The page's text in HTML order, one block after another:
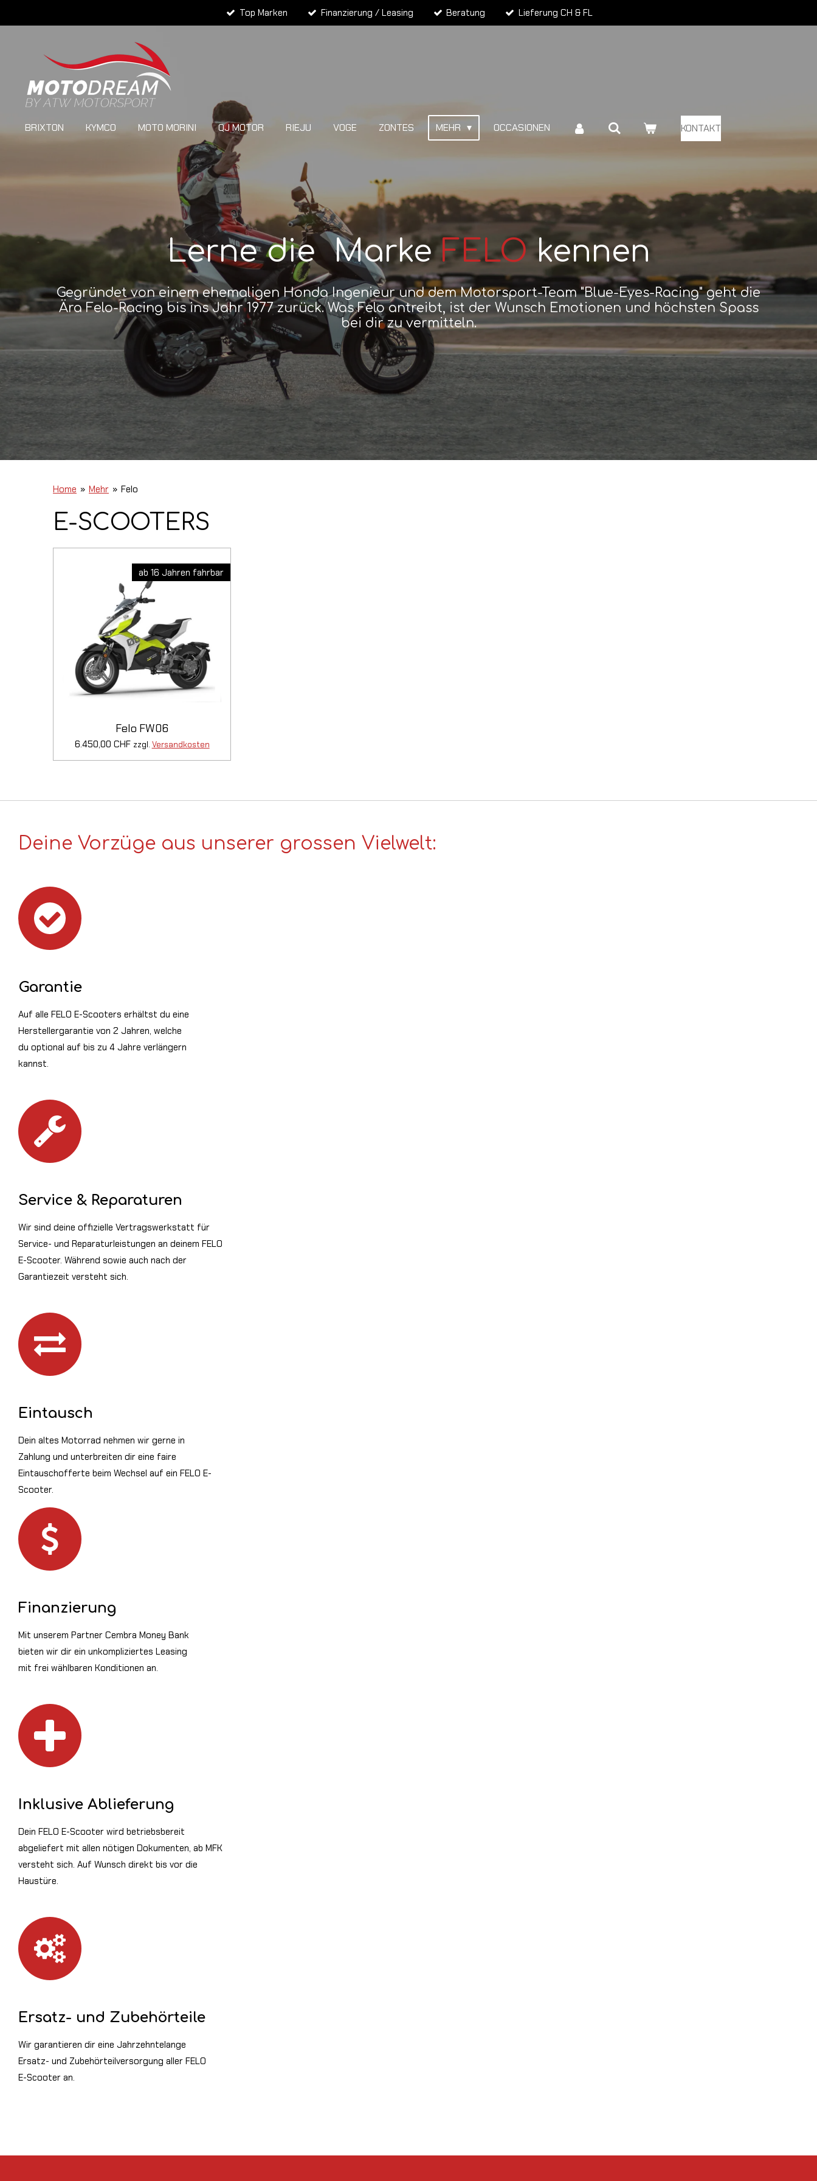
Top Marken Finanzierung / Leasing Beratung Lieferung CH & FL
BRIXTON KYMCO MOTO MORINI QJ MOTOR RIEJU VOGE ZONTES MEHR OCCASIONEN KONTAKT
Lerne die MarkeFELOkennen
Gegründet von einem ehemaligen Honda Ingenieur und dem Motorsport-Team "Blue-Eyes-Racing" geht die
Ära Felo-Racing bis ins Jahr 1977 zurück. Was Felo antreibt, ist der Wunsch Emotionen und höchsten Spass
bei dir zu vermitteln.
Home » Mehr » Felo
E-SCOOTERS
ab 16 Jahren fahrbar
Felo FW06
6.450,00 CHF zzgl. Versandkosten
Deine Vorzüge aus unserer grossen Vielwelt:
Garantie
Auf alle FELO E-Scooters erhältst du eine
Herstellergarantie von 2 Jahren, welche
du optional auf bis zu 4 Jahre verlängern
kannst.
Service & Reparaturen
Wir sind deine offizielle Vertragswerkstatt für
Service- und Reparaturleistungen an deinem FELO
E-Scooter. Während sowie auch nach der
Garantiezeit versteht sich.
Eintausch
Dein altes Motorrad nehmen wir gerne in
Zahlung und unterbreiten dir eine faire
Eintauschofferte beim Wechsel auf ein FELO E-
Scooter.
Finanzierung
Mit unserem Partner Cembra Money Bank
bieten wir dir ein unkompliziertes Leasing
mit frei wählbaren Konditionen an.
Inklusive Ablieferung
Dein FELO E-Scooter wird betriebsbereit
abgeliefert mit allen nötigen Dokumenten, ab MFK
versteht sich. Auf Wunsch direkt bis vor die
Haustüre.
Ersatz- und Zubehörteile
Wir garantieren dir eine Jahrzehntelange
Ersatz- und Zubehörteilversorgung aller FELO
E-Scooter an.